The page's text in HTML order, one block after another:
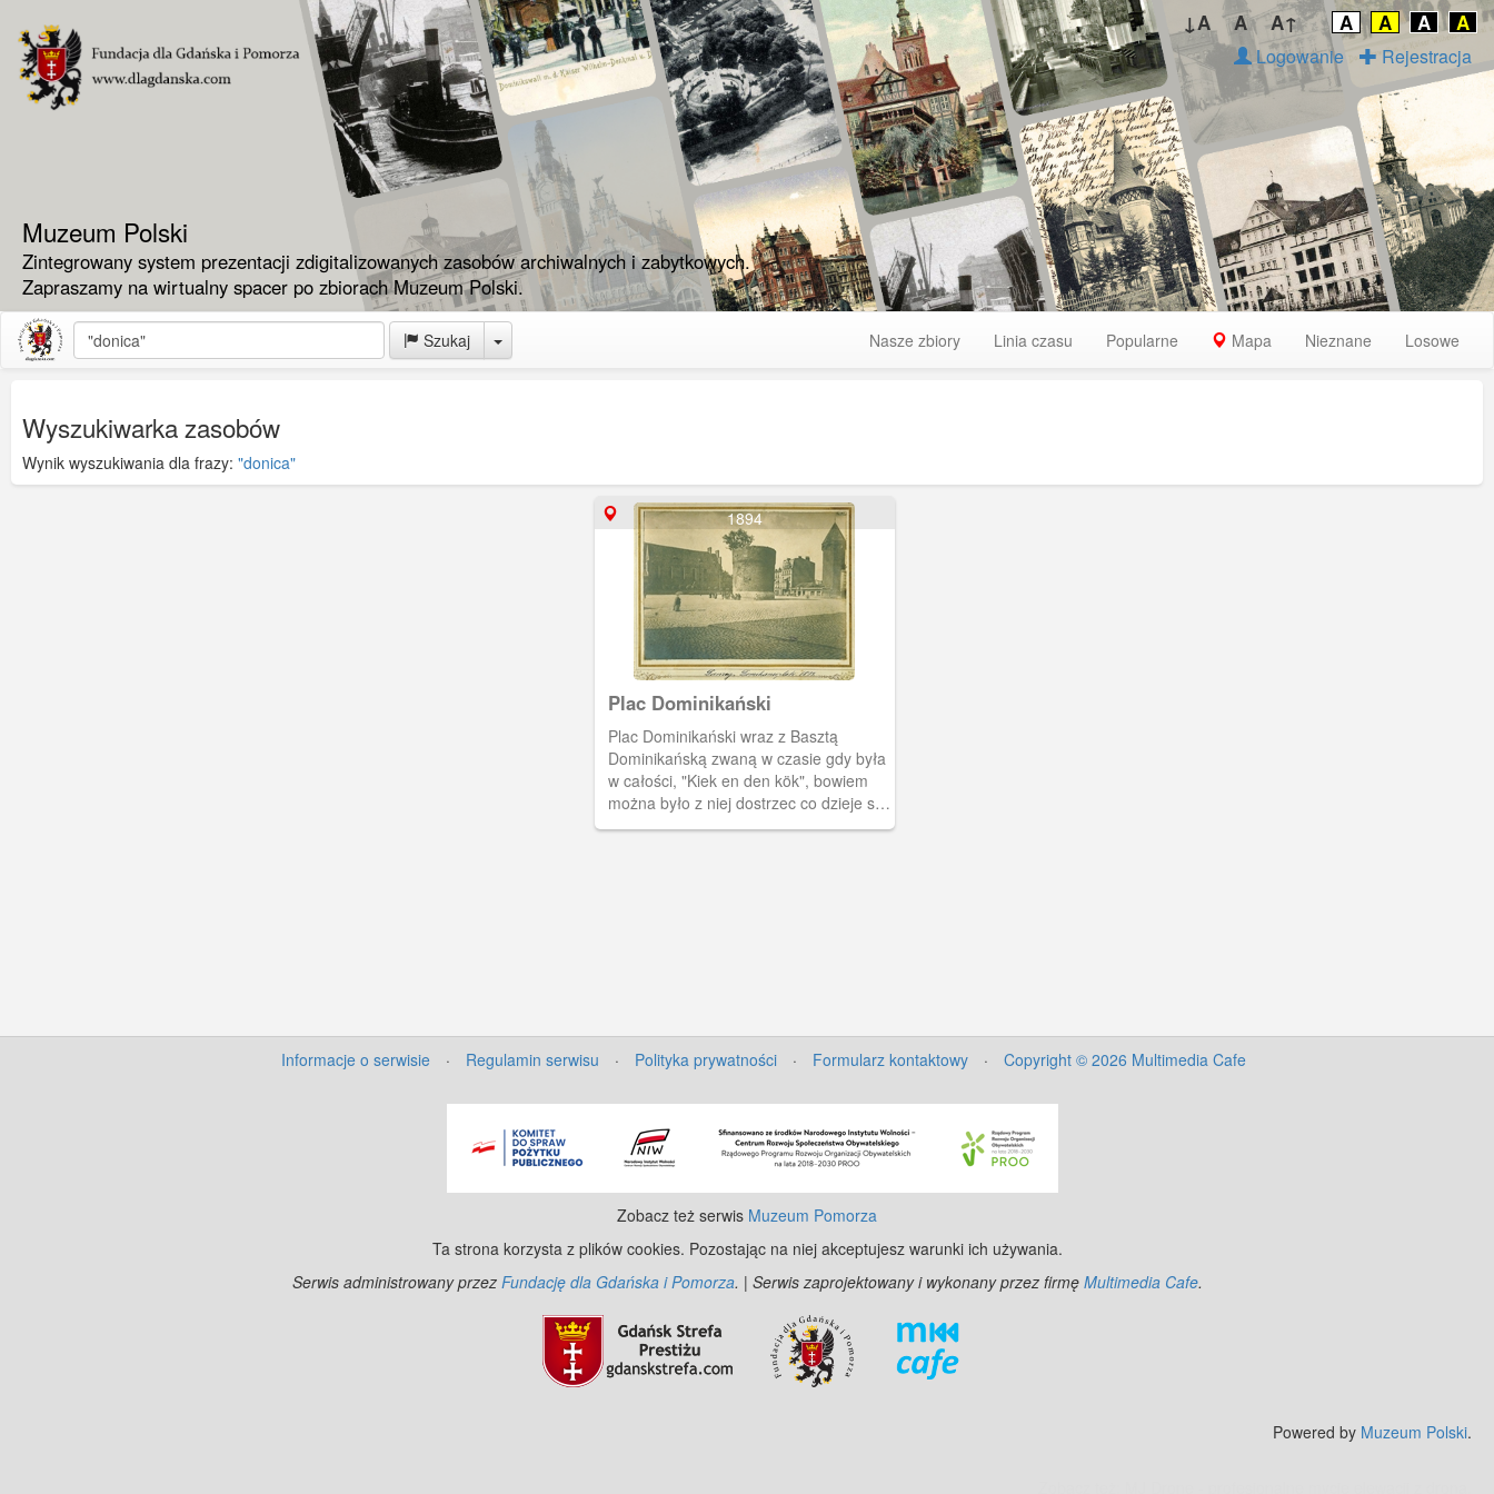
Muzeum Polski
Zintegrowany system prezentacji zdigitalizowanych zasobów archiwalnych i zabytkowych.
Zapraszamy na wirtualny spacer po zbiorach Muzeum Polski.
↓A A A↑ A A A A
Logowanie Rejestracja
Szukaj Toggle Dropdown Nasze zbiory Linia czasu Popularne Mapa Nieznane Losowe
Wyszukiwarka zasobów
Wynik wyszukiwania dla frazy: "donica"
1894
Plac Dominikański
Plac Dominikański wraz z Basztą
Dominikańską zwaną w czasie gdy była
w całości, "Kiek en den kök", bowiem
można było z niej dostrzec co dzieje się
w kuchni klasztoru OO Dominikanów.
Informacje o serwisie · Regulamin serwisu · Polityka prywatności · Formularz kontaktowy · Copyright © 2026 Multimedia Cafe
Zobacz też serwis Muzeum Pomorza
Ta strona korzysta z plików cookies. Pozostając na niej akceptujesz warunki ich używania.
Serwis administrowany przez Fundację dla Gdańska i Pomorza. | Serwis zaprojektowany i wykonany przez firmę Multimedia Cafe.
Powered by Muzeum Polski.